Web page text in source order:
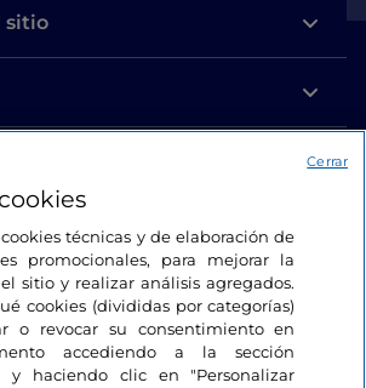
sitio
técnicas y de elaboración de
promocionales, para mejorar la
sitio y realizar análisis agregados.
cookies (divididas por categorías)
o revocar su consentimiento en
accediendo a la sección
y haciendo clic en "Personalizar
Cerrar